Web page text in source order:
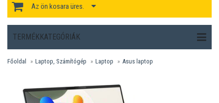
Az ön kosara üres.
TERMÉKKATEGÓRIÁK
Főoldal Laptop, Számítógép Laptop Asus laptop